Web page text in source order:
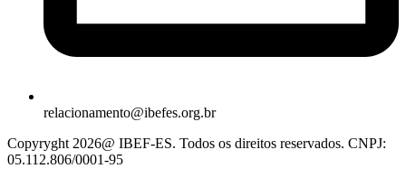
relacionamento@ibefes.org.br
Copyryght 2026@ IBEF-ES. Todos os direitos reservados. CNPJ:
05.112.806/0001-95